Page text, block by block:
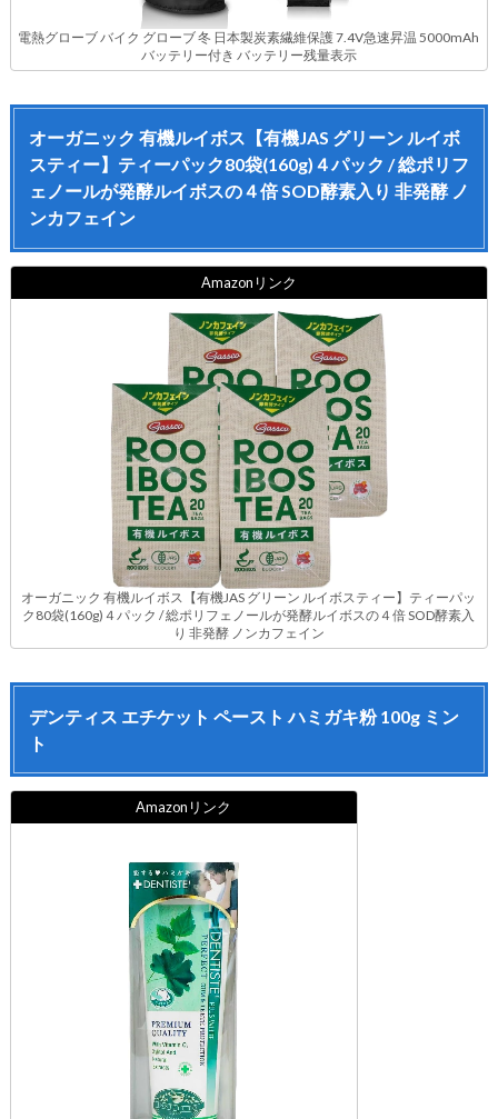
電熱グローブ バイク グローブ 冬 日本製炭素繊維保護 7.4V急速昇温 5000mAh
バッテリー付き バッテリー残量表示
オーガニック 有機ルイボス【有機JAS グリーン ルイボ
スティー】ティーパック80袋(160g)４パック / 総ポリフ
ェノールが発酵ルイボスの４倍 SOD酵素入り 非発酵 ノ
ンカフェイン
Amazonリンク
オーガニック 有機ルイボス【有機JAS グリーン ルイボスティー】ティーパッ
ク80袋(160g)４パック / 総ポリフェノールが発酵ルイボスの４倍 SOD酵素入
り 非発酵 ノンカフェイン
デンティス エチケット ペースト ハミガキ粉 100g ミン
ト
Amazonリンク